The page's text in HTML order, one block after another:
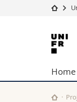
Home